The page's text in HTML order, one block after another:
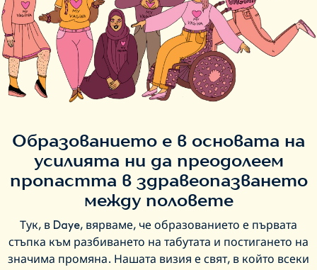
Образованието е в основата на
усилията ни да преодолеем
пропастта в здравеопазването
между половете
Тук, в Daye, вярваме, че образованието е първата
стъпка към разбиването на табутата и постигането на
значима промяна. Нашата визия е свят, в който всеки